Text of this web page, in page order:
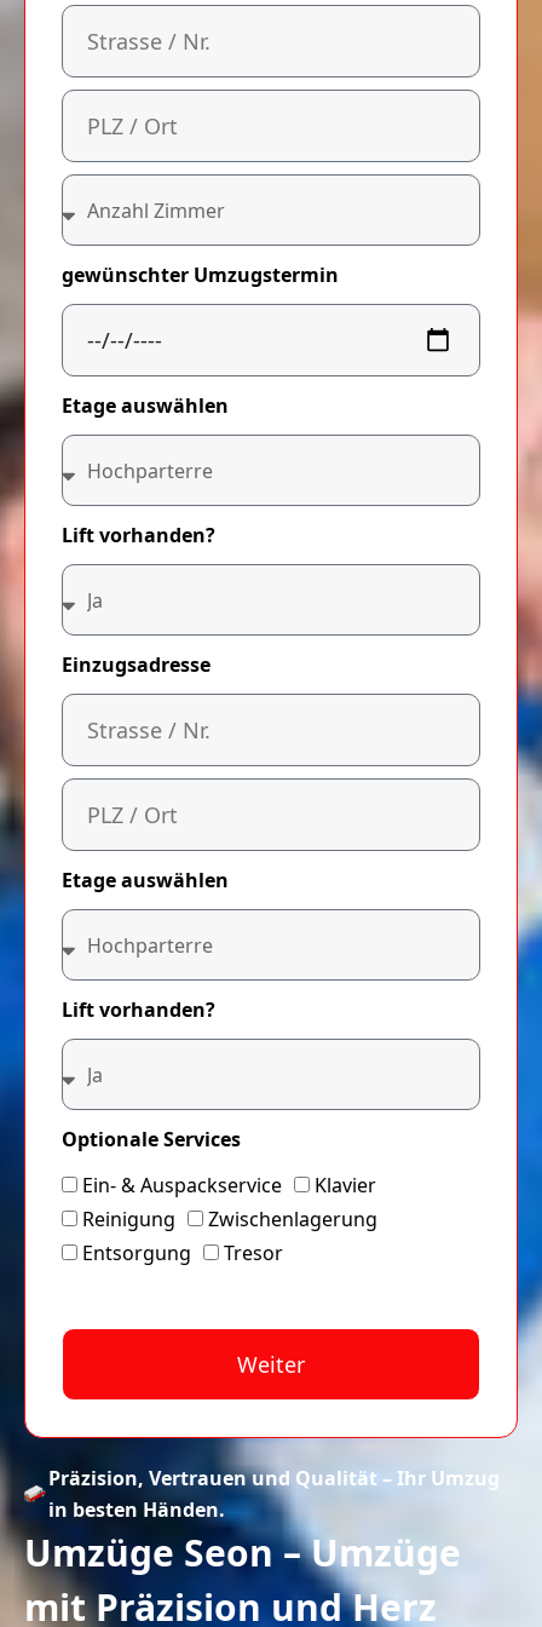
gewünschter Umzugstermin
Etage auswählen
Lift vorhanden?
Einzugsadresse
Etage auswählen
Lift vorhanden?
Optionale Services
Ein- & Auspackservice
Klavier
Reinigung
Zwischenlagerung
Entsorgung
Tresor
Weiter
e
r
n
a
ti
Präzision, Vertrauen und Qualität – Ihr Umzug
in besten Händen.
Umzüge Seon – Umzüge
mit Präzision und Herz